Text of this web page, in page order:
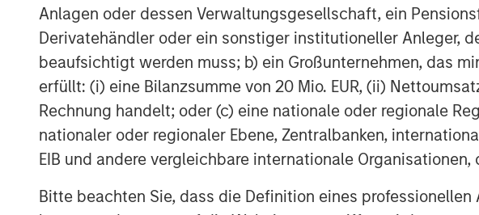
Anlagen oder dessen Verwaltungsgesellschaft, ein
Derivatehändler oder ein sonstiger institutioneller Anleger,
beaufsichtigt werden muss; b) ein Großunternehmen, das
erfüllt: (i) eine Bilanzsumme von 20 Mio. EUR, (ii)
Rechnung handelt; oder (c) eine nationale oder regionale
nationaler oder regionaler Ebene, Zentralbanken,
EIB und andere vergleichbare internationale
Bitte beachten Sie, dass die Definition eines
positions at the BI-LO chain in South Carolina and
on the East Coast. Mr. Curci also spent nine years at
which operated as Foodtown in New Jersey. He earned an
Rutgers University.
Morgan Stanley advised Morgan Stanley Private Equity in